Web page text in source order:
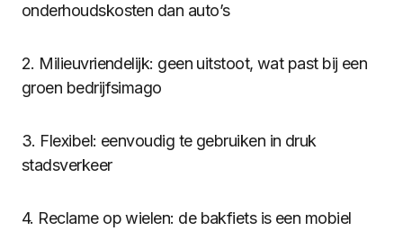
onderhoudskosten dan auto’s
2. Milieuvriendelijk: geen uitstoot, wat past bij een
groen bedrijfsimago
3. Flexibel: eenvoudig te gebruiken in druk
stadsverkeer
4. Reclame op wielen: de bakfiets is een mobiel